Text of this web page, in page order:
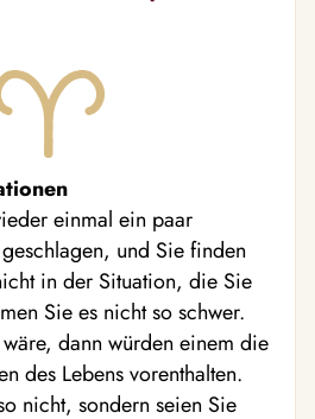
einmal ein paar
und Sie finden
in der Situation, die Sie
Sie es nicht so schwer.
dann würden einem die
des Lebens vorenthalten.
nicht, sondern seien Sie